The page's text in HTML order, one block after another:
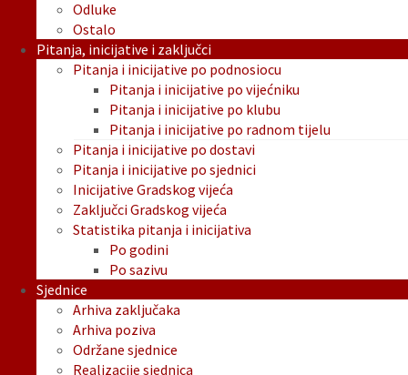
Odluke
Ostalo
Pitanja, inicijative i zaključci
Pitanja i inicijative po podnosiocu
Pitanja i inicijative po vijećniku
Pitanja i inicijative po klubu
Pitanja i inicijative po radnom tijelu
Pitanja i inicijative po dostavi
Pitanja i inicijative po sjednici
Inicijative Gradskog vijeća
Zaključci Gradskog vijeća
Statistika pitanja i inicijativa
Po godini
Po sazivu
Sjednice
Arhiva zaključaka
Arhiva poziva
Održane sjednice
Realizacije sjednica